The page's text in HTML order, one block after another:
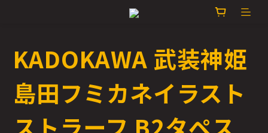
KADOKAWA 武装神姫
島田フミカネイラスト